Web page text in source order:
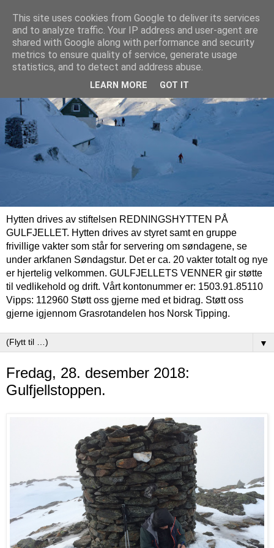
Hytten drives av stiftelsen REDNINGSHYTTEN PÅ
GULFJELLET. Hytten drives av styret samt en gruppe
frivillige vakter som står for servering om søndagene, se
under arkfanen Søndagstur. Det er ca. 20 vakter totalt og nye
er hjertelig velkommen. GULFJELLETS VENNER gir støtte
til vedlikehold og drift. Vårt kontonummer er: 1503.91.85110
Vipps: 112960 Støtt oss gjerne med et bidrag. Støtt oss
gjerne igjennom Grasrotandelen hos Norsk Tipping.
▼
Fredag, 28. desember 2018:
Gulfjellstoppen.
This site uses cookies from Google to deliver its services
and to analyze traffic. Your IP address and user-agent are
shared with Google along with performance and security
metrics to ensure quality of service, generate usage
statistics, and to detect and address abuse.
LEARN MORE GOT IT